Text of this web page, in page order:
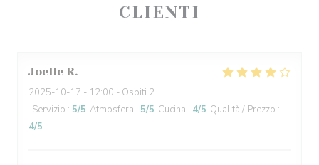
CLIENTI
Joelle R
2025-10-17 - 12:00 - Ospiti 2
Servizio : 5/5 Atmosfera : 5/5 Cucina : 4/5 Qualità / Prezzo :
4/5